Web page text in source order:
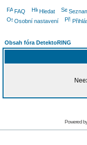
FAQ Hledat
Osobní nastavení
Obsah fóra DetektoRING
Powered